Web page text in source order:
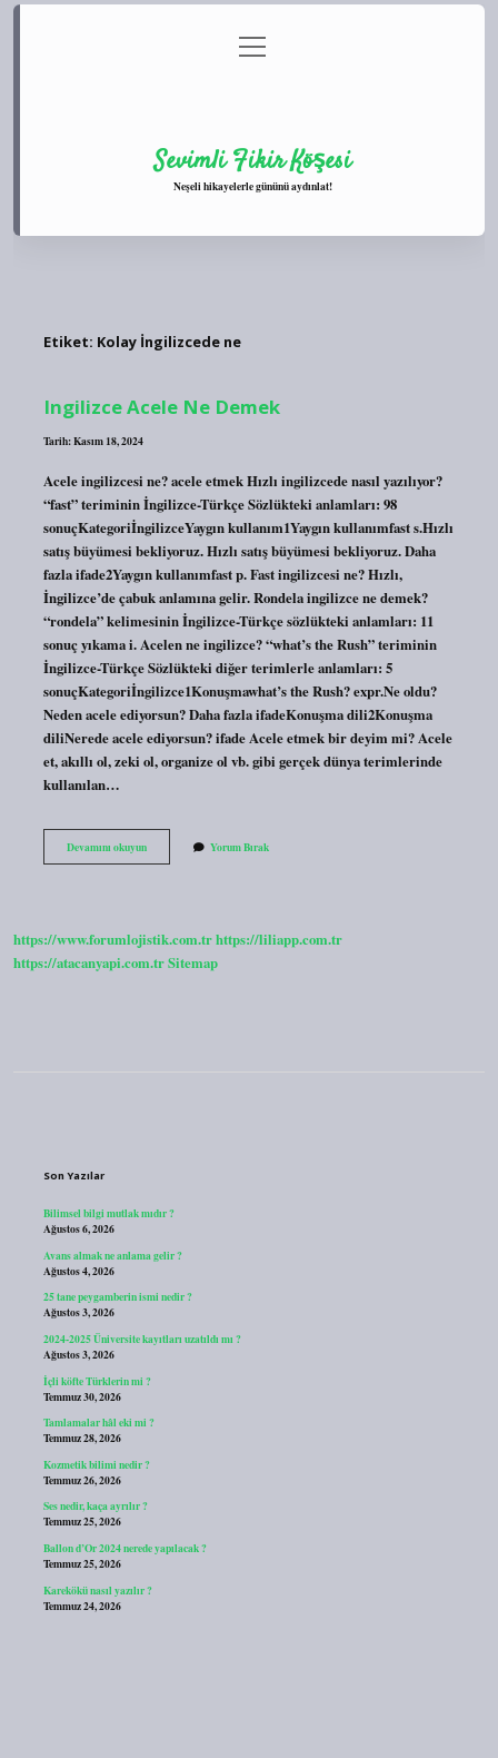
Gizlilik Politikası
menüyü
aç
Sevimli Fikir Köşesi
Neşeli hikayelerle gününü aydınlat!
Etiket: Kolay İngilizcede ne
Ingilizce Acele Ne Demek
Tarih: Kasım 18, 2024
Acele ingilizcesi ne? acele etmek Hızlı ingilizcede nasıl yazılıyor?
“fast” teriminin İngilizce-Türkçe Sözlükteki anlamları: 98
sonuçKategoriİngilizceYaygın kullanım1Yaygın kullanımfast s.Hızlı
satış büyümesi bekliyoruz. Hızlı satış büyümesi bekliyoruz. Daha
fazla ifade2Yaygın kullanımfast p. Fast ingilizcesi ne? Hızlı,
İngilizce’de çabuk anlamına gelir. Rondela ingilizce ne demek?
“rondela” kelimesinin İngilizce-Türkçe sözlükteki anlamları: 11
sonuç yıkama i. Acelen ne ingilizce? “what’s the Rush” teriminin
İngilizce-Türkçe Sözlükteki diğer terimlerle anlamları: 5
sonuçKategoriİngilizce1Konuşmawhat’s the Rush? expr.Ne oldu?
Neden acele ediyorsun? Daha fazla ifadeKonuşma dili2Konuşma
diliNerede acele ediyorsun? ifade Acele etmek bir deyim mi? Acele
et, akıllı ol, zeki ol, organize ol vb. gibi gerçek dünya terimlerinde
kullanılan…
Devamını okuyunIngilizce
Acele
Yorum Bırak
https://www.forumlojistik.com.trhttps://liliapp.com.tr
https://atacanyapi.com.trSitemap
Son Yazılar
Bilimsel bilgi mutlak mıdır ?
Ağustos 6, 2026
Avans almak ne anlama gelir ?
Ağustos 4, 2026
25 tane peygamberin ismi nedir ?
Ağustos 3, 2026
2024-2025 Üniversite kayıtları uzatıldı mı ?
Ağustos 3, 2026
İçli köfte Türklerin mi ?
Temmuz 30, 2026
Tamlamalar hâl eki mi ?
Temmuz 28, 2026
Kozmetik bilimi nedir ?
Temmuz 26, 2026
Ses nedir, kaça ayrılır ?
Temmuz 25, 2026
Ballon d’Or 2024 nerede yapılacak ?
Temmuz 25, 2026
Karekökü nasıl yazılır ?
Temmuz 24, 2026